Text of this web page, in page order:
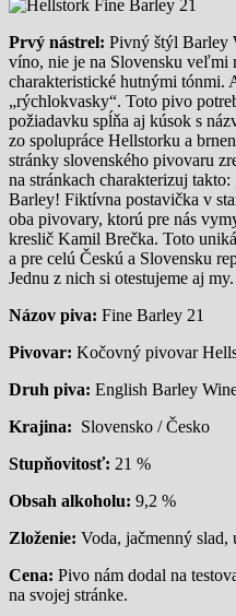
Prvý nástrel: Pivný štýl Barley
víno, nie je na Slovensku veľmi
charakteristické hutnými tónmi.
„rýchlokvasky“. Toto pivo
požiadavku spĺňa aj kúsok s
zo spolupráce Hellstorku a
stránky slovenského pivovaru
na stránkach charakterizuj
Barley! Fiktívna postavička v
oba pivovary, ktorú pre nás
kreslič Kamil Brečka. Toto
a pre celú Českú a Slovensku
Jednu z nich si otestujeme aj my.
Názov piva: Fine Barley 21
Pivovar: Kočovný pivovar
Druh piva: English Barley
Krajina: Slovensko / Česko
Stupňovitosť: 21 %
Obsah alkoholu: 9,2 %
Zloženie: Voda, jačmenný
Cena: Pivo nám dodal na
na svojej stránke.